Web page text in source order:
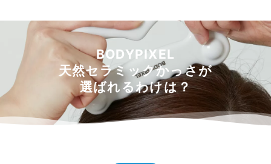
BODYPIXEL
天然セラミックかっさが
選ばれるわけは？